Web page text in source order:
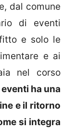
dal comune
di eventi
e solo le
e ai
nel corso
ha una
e il ritorno
si integra